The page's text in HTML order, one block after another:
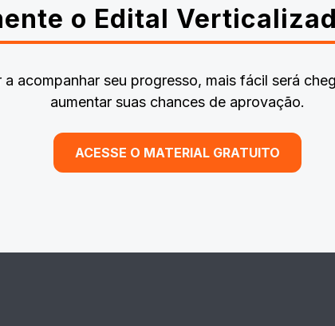
o Edital
acompanhar seu progresso, mais fácil será
aumentar suas chances de aprovação.
ACESSE O MATERIAL GRATUITO